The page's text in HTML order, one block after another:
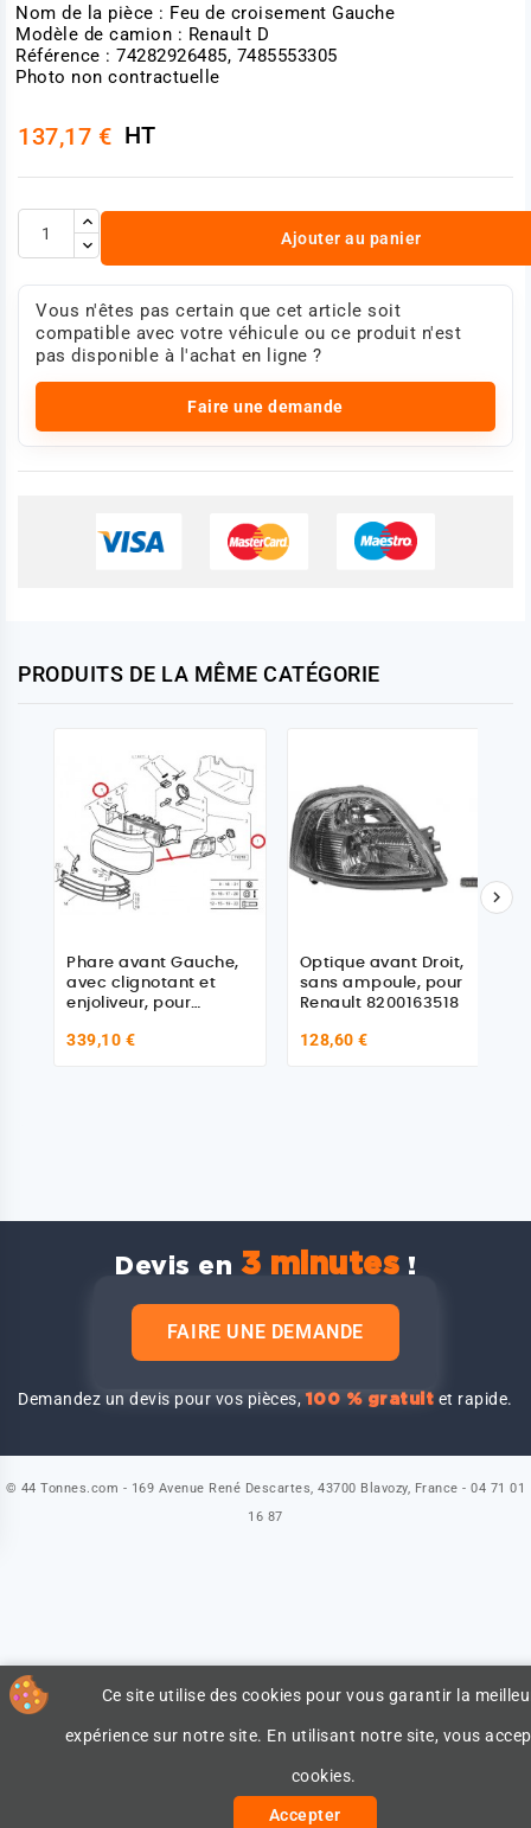
Nom de la pièce : Feu de croisement Gauche
Modèle de camion : Renault D
Référence : 74282926485, 7485553305
Photo non contractuelle
137,17 € HT
Ajouter au panier
Vous n'êtes pas certain que cet article soit
compatible avec votre véhicule ou ce produit n'est
pas disponible à l'achat en ligne ?
Faire une demande
PRODUITS DE LA MÊME CATÉGORIE
Phare avant Gauche,
avec clignotant et
enjoliveur, pour
339,10 €
Optique avant Droit,
sans ampoule, pour
Renault 8200163518
128,60 €

Devis en 3 minutes !
FAIRE UNE DEMANDE
Demandez un devis pour vos pièces,100 % gratuit et rapide.
Ce site utilise des cookies pour vous garantir la
expérience sur notre site. En utilisant notre site, vous
cookies.
Accepter
© 44 Tonnes.com - 169 Avenue René Descartes, 43700 Blavozy, France - 04 71 01
16 87